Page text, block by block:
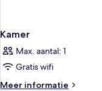
Kamer
Max. aantal: 1
Gratis wifi
Meer informatie
Meer